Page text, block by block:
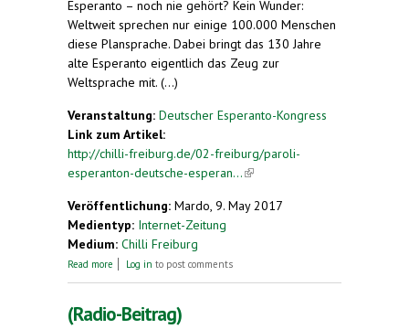
Esperanto – noch nie gehört? Kein Wunder:
Weltweit sprechen nur einige 100.000 Menschen
diese Plansprache. Dabei bringt das 130 Jahre
alte Esperanto eigentlich das Zeug zur
Weltsprache mit. (...)
Veranstaltung: Deutscher Esperanto-Kongress
Link zum Artikel:
http://chilli-freiburg.de/02-freiburg/paroli-
esperanton-deutsche-esperan...(link is external)
Veröffentlichung: Mardo, 9. May 2017
Medientyp: Internet-Zeitung
Medium: Chilli Freiburg
Read more about Paroli Esperanton: Deutsche Esperanto-
Log in to post comments
(Radio-Beitrag)